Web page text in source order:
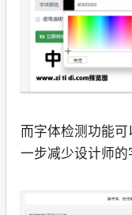
而字体检测功能
一步减少设计师的